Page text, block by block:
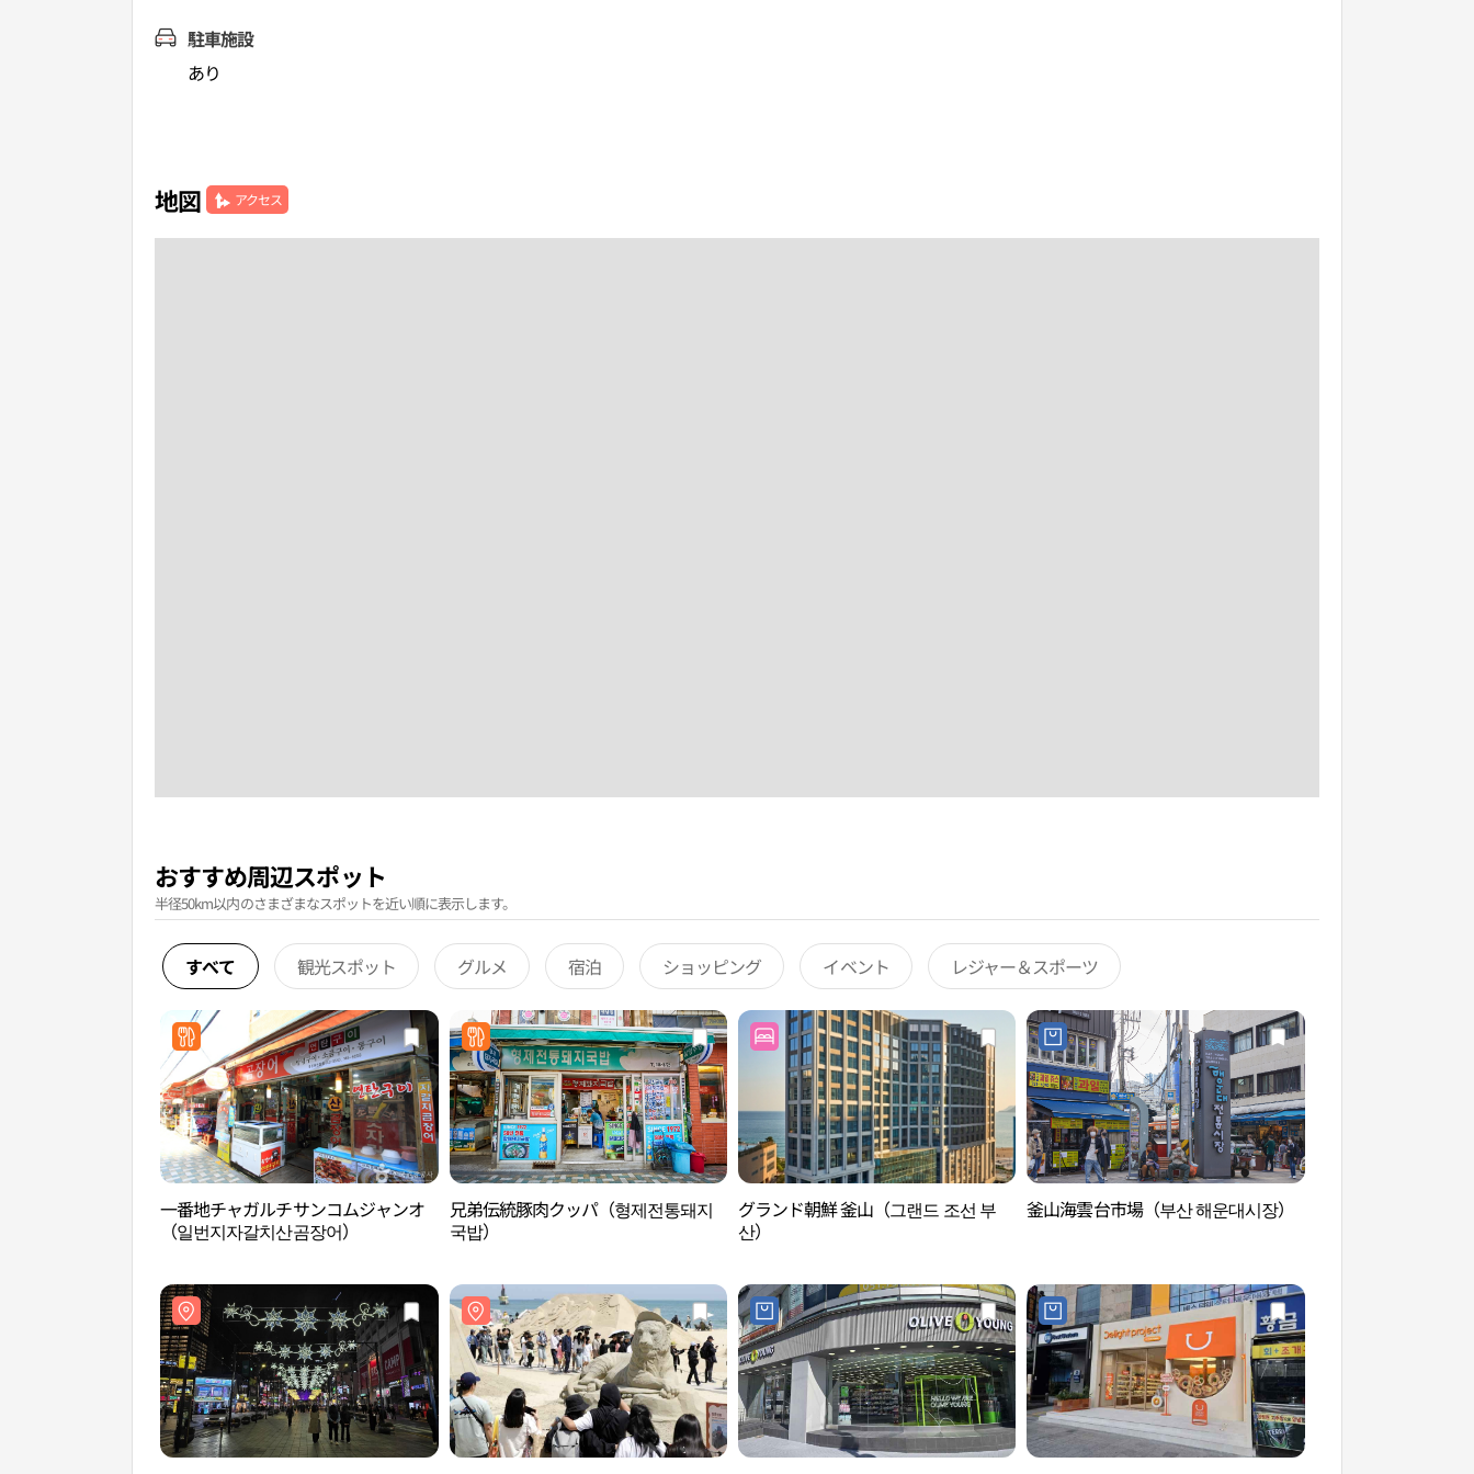
駐車施設
あり
地図 アクセス
おすすめ周辺スポット
半径50km以内のさまざまなスポットを近い順に表示します。
すべて 観光スポット グルメ 宿泊 ショッピング イベント レジャー＆スポーツ
一番地チャガルチサンコムジャンオ
（일번지자갈치산곰장어）
兄弟伝統豚肉クッパ（형제전통돼지
국밥）
グランド朝鮮 釜山（그랜드 조선 부
산）
釜山海雲台市場（부산 해운대시장）